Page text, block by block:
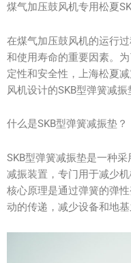
煤气加压鼓风机专用松夏
在煤气加压鼓风机的运行
和使用寿命的重要因素。
定性和安全性，上海松夏
风机设计的SKB型弹簧减振
什么是SKB型弹簧减振垫？
SKB型弹簧减振垫是一种
减振装置，专门用于减少
核心原理是通过弹簧的弹
动的传递，减少设备和地基